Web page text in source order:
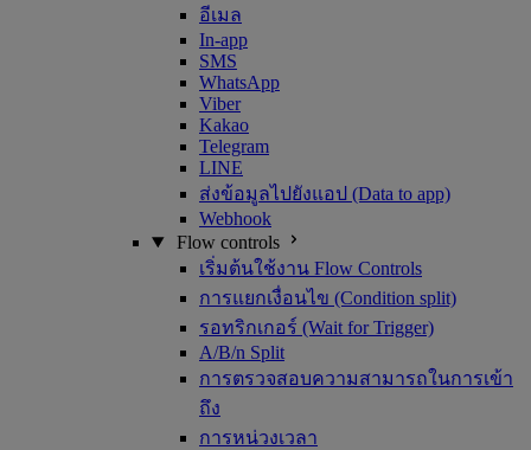
อีเมล
In-app
SMS
WhatsApp
Viber
Kakao
Telegram
LINE
ส่งข้อมูลไปยังแอป (Data to app)
Webhook
Flow controls
เริ่มต้นใช้งาน Flow Controls
การแยกเงื่อนไข (Condition split)
รอทริกเกอร์ (Wait for Trigger)
A/B/n Split
การตรวจสอบความสามารถในการเข้า
ถึง
การหน่วงเวลา